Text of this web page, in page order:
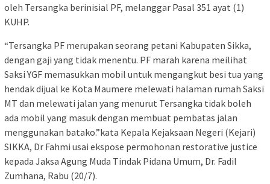
oleh Tersangka berinisial PF, melanggar Pasal 351 ayat (1)
KUHP.
“Tersangka PF merupakan seorang petani Kabupaten Sikka,
dengan gaji yang tidak menentu. PF marah karena meilihat
Saksi YGF memasukkan mobil untuk mengangkut besi tua yang
hendak dijual ke Kota Maumere melewati halaman rumah Saksi
MT dan melewati jalan yang menurut Tersangka tidak boleh
ada mobil yang masuk dengan membuat pembatas jalan
menggunakan batako.”kata Kepala Kejaksaan Negeri (Kejari)
SIKKA, Dr Fahmi usai ekspose permohonan restorative justice
kepada Jaksa Agung Muda Tindak Pidana Umum, Dr. Fadil
Zumhana, Rabu (20/7).